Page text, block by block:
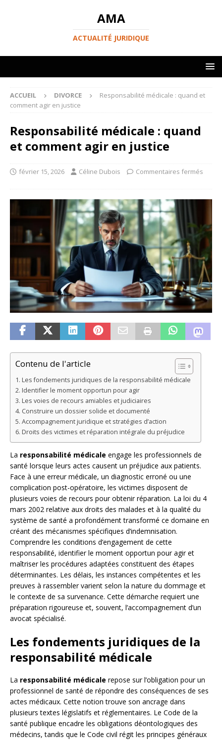
AMA
ACTUALITÉ JURIDIQUE
ACCUEIL DIVORCE
Responsabilité médicale : quand et
comment agir en justice
Responsabilité médicale : quand
et comment agir en justice
février 15, 2026 Céline Dubois Commentaires fermés
Contenu de l'article
Les fondements juridiques de la responsabilité médicale
Identifier le moment opportun pour agir
Les voies de recours amiables et judiciaires
Construire un dossier solide et documenté
Accompagnement juridique et stratégies d’action
Droits des victimes et réparation intégrale du préjudice
La responsabilité médicale engage les professionnels de
santé lorsque leurs actes causent un préjudice aux patients.
Face à une erreur médicale, un diagnostic erroné ou une
complication post-opératoire, les victimes disposent de
plusieurs voies de recours pour obtenir réparation. La loi du 4
mars 2002 relative aux droits des malades et à la qualité du
système de santé a profondément transformé ce domaine en
créant des mécanismes spécifiques d’indemnisation.
Comprendre les conditions d’engagement de cette
responsabilité, identifier le moment opportun pour agir et
maîtriser les procédures adaptées constituent des étapes
déterminantes. Les délais, les instances compétentes et les
preuves à rassembler varient selon la nature du dommage et
le contexte de sa survenance. Cette démarche requiert une
préparation rigoureuse et, souvent, l’accompagnement d’un
avocat spécialisé.
Les fondements juridiques de la
responsabilité médicale
La responsabilité médicale repose sur l’obligation pour un
professionnel de santé de répondre des conséquences de ses
actes médicaux. Cette notion trouve son ancrage dans
plusieurs textes législatifs et réglementaires. Le Code de la
santé publique encadre les obligations déontologiques des
médecins, tandis que le Code civil régit les principes généraux